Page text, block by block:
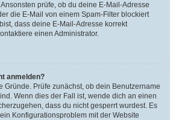
prüfe, ob du deine E-Mail-Adresse
die E-Mail von einem Spam-Filter blockiert
dass deine E-Mail-Adresse korrekt
einen Administrator.
anmelden?
Gründe. Prüfe zunächst, ob dein Benutzername
Wenn dies der Fall ist, wende dich an einen
dass du nicht gesperrt wurdest. Es
Konfigurationsproblem mit der Website